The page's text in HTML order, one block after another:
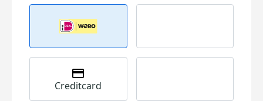
Creditcard